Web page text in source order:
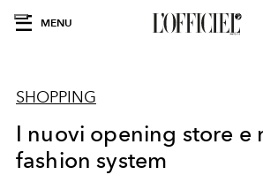
MENU
SHOPPING
I nuovi opening store e
fashion system